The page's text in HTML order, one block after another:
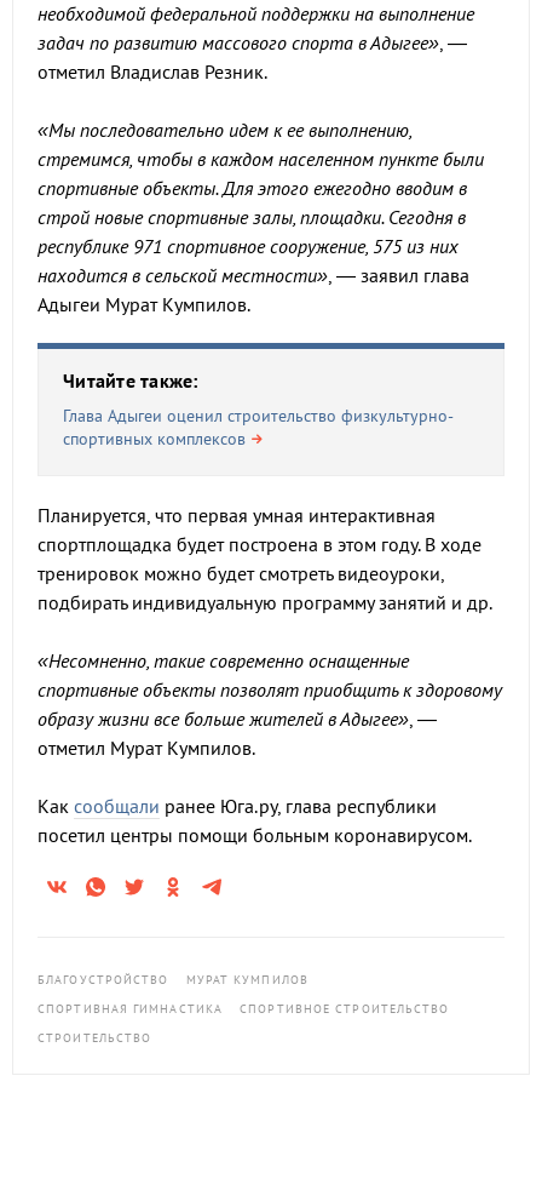
необходимой федеральной поддержки на выполнение
задач по развитию массового спорта в Адыгее», —
отметил Владислав Резник.
«Мы последовательно идем к ее выполнению,
стремимся, чтобы в каждом населенном пункте были
спортивные объекты. Для этого ежегодно вводим в
строй новые спортивные залы, площадки. Сегодня в
республике 971 спортивное сооружение, 575 из них
находится в сельской местности», — заявил глава
Адыгеи Мурат Кумпилов.
Читайте также:
Глава Адыгеи оценил строительство физкультурно-
спортивных комплексов
Планируется, что первая умная интерактивная
спортплощадка будет построена в этом году. В ходе
тренировок можно будет смотреть видеоуроки,
подбирать индивидуальную программу занятий и др.
«Несомненно, такие современно оснащенные
спортивные объекты позволят приобщить к здоровому
образу жизни все больше жителей в Адыгее», —
отметил Мурат Кумпилов.
Как сообщали ранее Юга.ру, глава республики
посетил центры помощи больным коронавирусом.
БЛАГОУСТРОЙСТВО
МУРАТ КУМПИЛОВ
СПОРТИВНАЯ ГИМНАСТИКА
СПОРТИВНОЕ СТРОИТЕЛЬСТВО
СТРОИТЕЛЬСТВО